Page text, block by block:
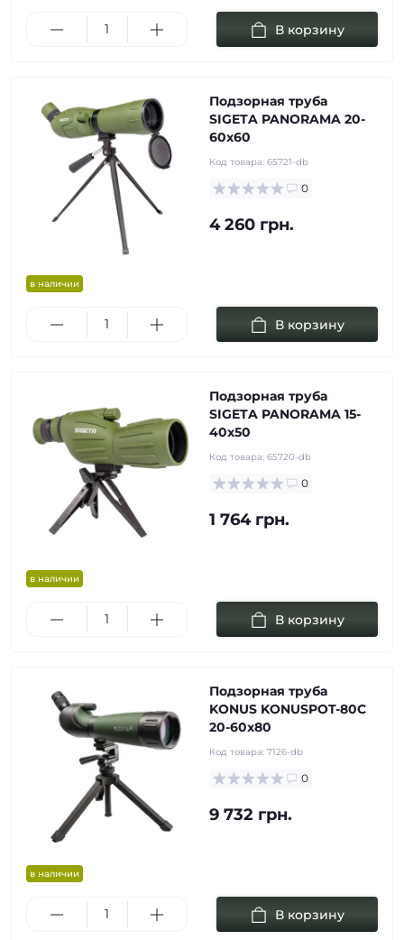
В корзину
в наличии
Подзорная труба
SIGETA PANORAMA 20-
60x60
Код товара: 65721-db
0
4 260 грн.
В корзину
в наличии
Подзорная труба
SIGETA PANORAMA 15-
40x50
Код товара: 65720-db
0
1 764 грн.
В корзину
в наличии
Подзорная труба
KONUS KONUSPOT-80C
20-60x80
Код товара: 7126-db
0
9 732 грн.
В корзину